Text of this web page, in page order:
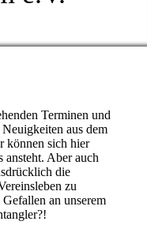
Terminen und
aus dem
können sich hier
ansteht. Aber auch
die
zu
an unserem